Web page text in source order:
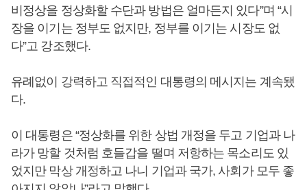
비정상을 정상화할 수단과 방법은 얼마든지 있다”며 “시
장을 이기는 정부도 없지만, 정부를 이기는 시장도 없
다”고 강조했다.
유례없이 강력하고 직접적인 대통령의 메시지는 계속됐
다.
이 대통령은 “정상화를 위한 상법 개정을 두고 기업과 나
라가 망할 것처럼 호들갑을 떨며 저항하는 목소리도 있
었지만 막상 개정하고 나니 기업과 국가, 사회가 모두 좋